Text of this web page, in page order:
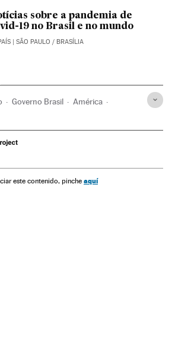
sobre a pandemia de
19 no Brasil e no mundo
| SÃO PAULO / BRASÍLIA
Governo Brasil América
coronavirus covid-19
este contenido, pinche aquí